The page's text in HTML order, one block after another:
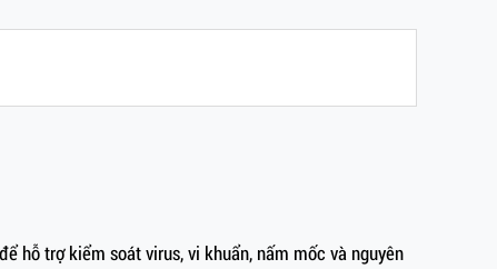
hỗ trợ kiểm soát virus, vi khuẩn, nấm mốc và nguyên